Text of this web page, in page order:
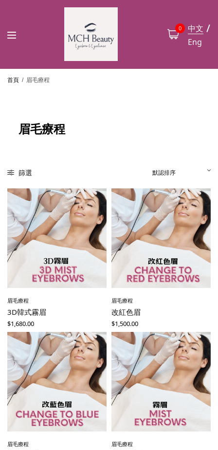
0
中文
Eng
首頁 / 眉毛療程
眉毛療程
篩選
眉毛療程
3D韓式霧眉
$1,680.00
眉毛療程
改紅色眉
$1,500.00
眉毛療程 眉毛療程